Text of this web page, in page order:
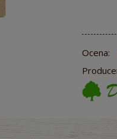
Ocena: